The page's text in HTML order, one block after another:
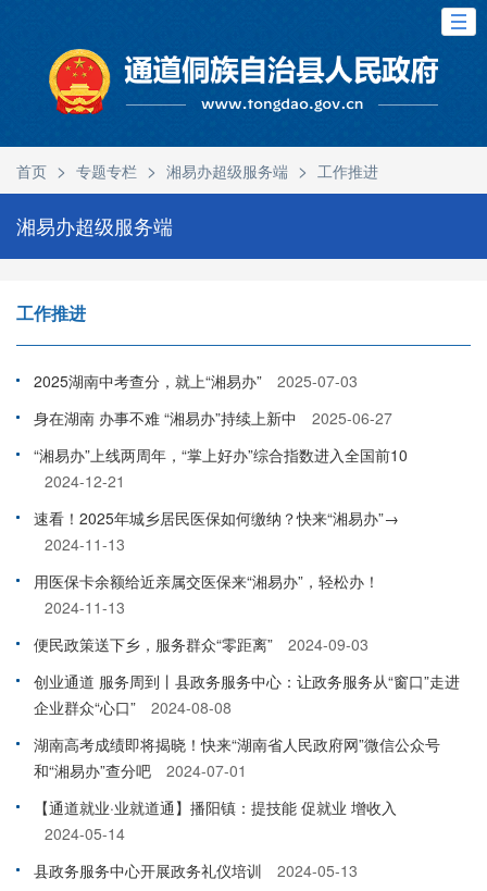
首页 > 专题专栏 > 湘易办超级服务端 > 工作推进
湘易办超级服务端
工作推进
2025湖南中考查分，就上“湘易办”
2025-07-03
身在湖南 办事不难 “湘易办”持续上新中
2025-06-27
“湘易办”上线两周年，“掌上好办”综合指数进入全国前10
2024-12-21
速看！2025年城乡居民医保如何缴纳？快来“湘易办”→
2024-11-13
用医保卡余额给近亲属交医保来“湘易办”，轻松办！
2024-11-13
便民政策送下乡，服务群众“零距离”
2024-09-03
创业通道 服务周到丨县政务服务中心：让政务服务从“窗口”走进
企业群众“心口”
2024-08-08
湖南高考成绩即将揭晓！快来“湖南省人民政府网”微信公众号
和“湘易办”查分吧
2024-07-01
【通道就业·业就道通】播阳镇：提技能 促就业 增收入
2024-05-14
县政务服务中心开展政务礼仪培训
2024-05-13